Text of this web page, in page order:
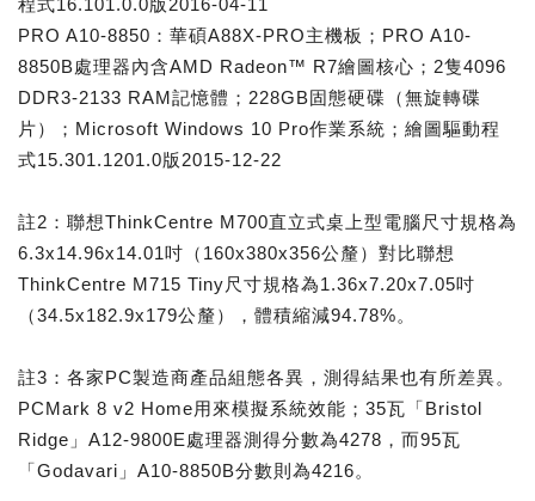
PRO A10-8850：華碩A88X-PRO主機板；PRO A10-
8850B處理器內含AMD Radeon™ R7繪圖核心；2隻4096
DDR3-2133 RAM記憶體；228GB固態硬碟（無旋轉碟
片）；Microsoft Windows 10 Pro作業系統；繪圖驅動程
式15.301.1201.0版2015-12-22
註2：聯想ThinkCentre M700直立式桌上型電腦尺寸規格為
6.3x14.96x14.01吋（160x380x356公釐）對比聯想
ThinkCentre M715 Tiny尺寸規格為1.36x7.20x7.05吋
（34.5x182.9x179公釐），體積縮減94.78%。
註3：各家PC製造商產品組態各異，測得結果也有所差異。
PCMark 8 v2 Home用來模擬系統效能；35瓦「Bristol
Ridge」A12-9800E處理器測得分數為4278，而95瓦
「Godavari」A10-8850B分數則為4216。